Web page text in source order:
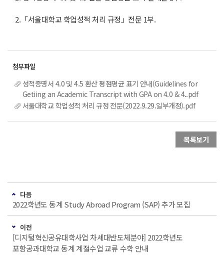
2.「서울대학교 학업성적 처리 규정」전문 1부.
성적증명서 4.0 및 4.5 환산 평점평균 표기 안내(Guidelines for
Getiing an Academic Transcript with GPA on 4.0 & 4..pdf
서울대학교 학업성적 처리 규정 전문(2022.9.29.일부개정).pdf
목록보기
다음
2022학년도 동계 Study Abroad Program (SAP) 추가 모집
이전
[디지털혁신공유대학사업 차세대반도체분야] 2022학년도
포항공과대학교 동계 계절수업 교류 수학 안내